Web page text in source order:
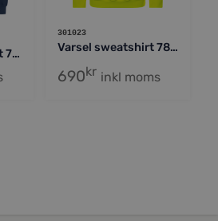
Långärmad T-shirt 7071 GTM
301023
Varsel sweatshirt 7862 GPSW, klass 3
690kr inkl moms
är arbetskläder inte bara ett